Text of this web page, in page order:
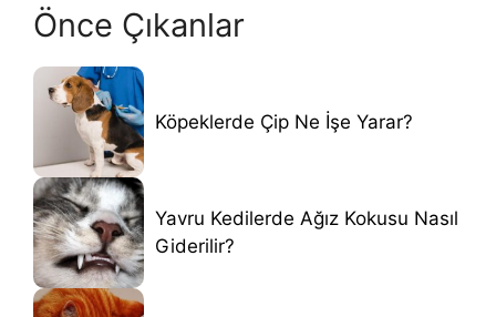
Önce Çıkanlar
Köpeklerde Çip Ne İşe Yarar?
Yavru Kedilerde Ağız Kokusu Nasıl
Giderilir?